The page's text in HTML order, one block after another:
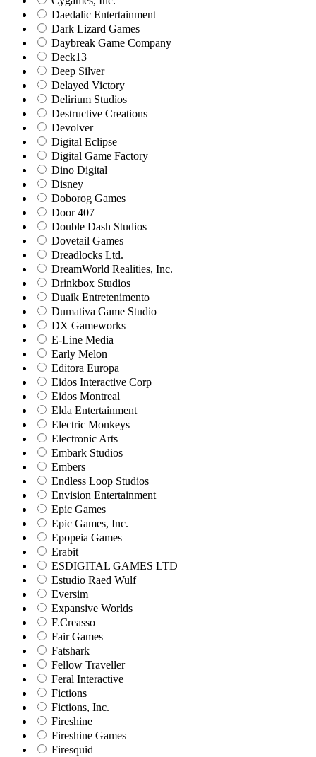
Daedalic Entertainment
Dark Lizard Games
Daybreak Game Company
Deck13
Deep Silver
Delayed Victory
Delirium Studios
Destructive Creations
Devolver
Digital Eclipse
Digital Game Factory
Dino Digital
Disney
Doborog Games
Door 407
Double Dash Studios
Dovetail Games
Dreadlocks Ltd.
DreamWorld Realities, Inc.
Drinkbox Studios
Duaik Entretenimento
Dumativa Game Studio
DX Gameworks
E-Line Media
Early Melon
Editora Europa
Eidos Interactive Corp
Eidos Montreal
Elda Entertainment
Electric Monkeys
Electronic Arts
Embark Studios
Embers
Endless Loop Studios
Envision Entertainment
Epic Games
Epic Games, Inc.
Epopeia Games
Erabit
ESDIGITAL GAMES LTD
Estudio Raed Wulf
Eversim
Expansive Worlds
F.Creasso
Fair Games
Fatshark
Fellow Traveller
Feral Interactive
Fictions
Fictions, Inc.
Fireshine
Fireshine Games
Firesquid